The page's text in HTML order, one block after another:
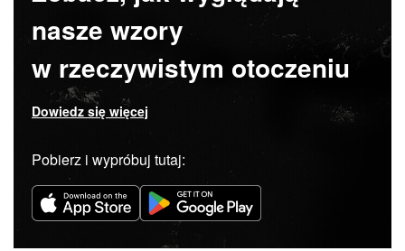
nasze wzory
w rzeczywistym otoczeniu
Dowiedz się więcej
Pobierz i wypróbuj tutaj: